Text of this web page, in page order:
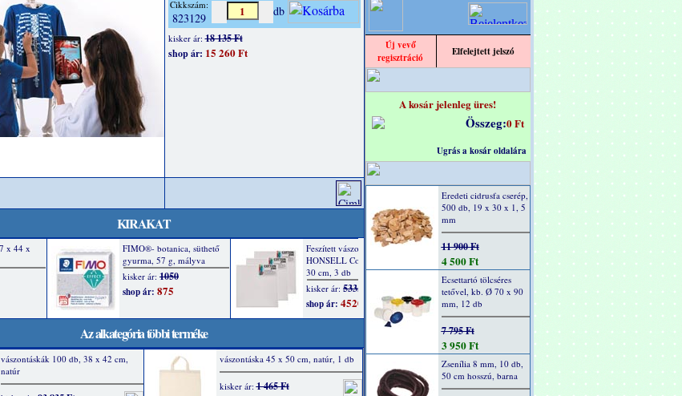
Cikkszám:
823129 db
kisker ár:18 135 Ft
shop ár: 15 260 Ft
KIRAKAT
Az alkategória többi terméke
vászontáskák 100 db, 38 x 42 cm,
natúr
vászontáska 45 x 50 cm, natúr, 1 db
kisker ár:1 465 Ft
Új vevő
regisztráció
Elfelejtett jelszó
A kosár jelenleg üres!
Összeg:0 Ft
Ugrás a kosár oldalára
Eredeti cidrusfa cserép,
500 db, 19 x 30 x 1, 5
mm
11 900 Ft
4 500 Ft
Ecsettartó tölcséres
tetővel, kb. Ø 70 x 90
mm, 12 db
7 795 Ft
3 950 Ft
Zsenília 8 mm, 10 db,
50 cm hosszú, barna